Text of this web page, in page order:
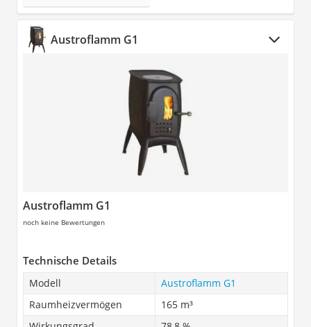
Austroflamm G1
Austroflamm G1
noch keine Bewertungen
Technische Details
Modell
Austroflamm G1
Raumheizvermögen
165 m³